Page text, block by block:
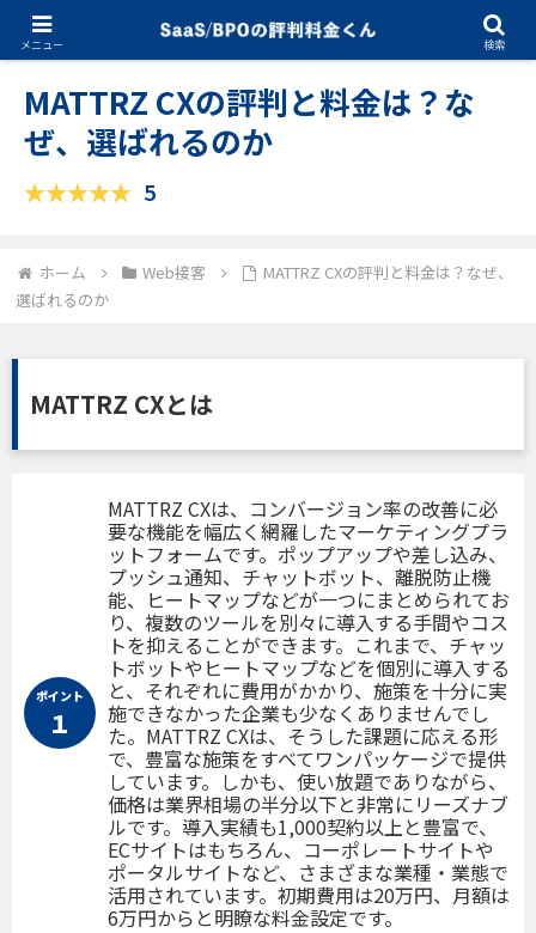
Web接客 09.03.2025
MATTRZ CXの評判と料金は？な
ぜ、選ばれるのか
5
ホーム Web接客
MATTRZ CXの評判と料金は？なぜ、
選ばれるのか
MATTRZ CXとは
ポイント
１
MATTRZ CXは、コンバージョン率の改善に必
要な機能を幅広く網羅したマーケティングプラ
ットフォームです。ポップアップや差し込み、
プッシュ通知、チャットボット、離脱防止機
能、ヒートマップなどが一つにまとめられてお
り、複数のツールを別々に導入する手間やコス
トを抑えることができます。これまで、チャッ
トボットやヒートマップなどを個別に導入する
と、それぞれに費用がかかり、施策を十分に実
施できなかった企業も少なくありませんでし
た。MATTRZ CXは、そうした課題に応える形
で、豊富な施策をすべてワンパッケージで提供
しています。しかも、使い放題でありながら、
価格は業界相場の半分以下と非常にリーズナブ
ルです。導入実績も1,000契約以上と豊富で、
ECサイトはもちろん、コーポレートサイトや
ポータルサイトなど、さまざまな業種・業態で
活用されています。初期費用は20万円、月額は
6万円からと明瞭な料金設定です。
メニュー 検索